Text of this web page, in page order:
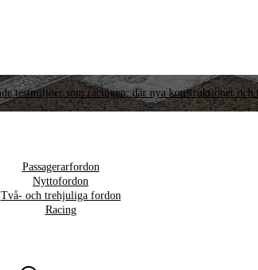
testmiljöer som racingen, där nya konstruktioner och
Passagerarfordon
Nyttofordon
Två- och trehjuliga fordon
Racing